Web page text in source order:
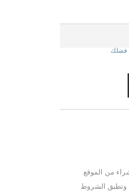
فضلك
من الموقع
والاستبدال خلال 14 يوم وتطبق الشروط